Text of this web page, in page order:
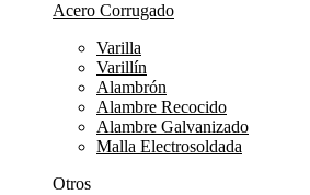
Acero Corrugado
Varilla
Varillín
Alambrón
Alambre Recocido
Alambre Galvanizado
Malla Electrosoldada
Otros